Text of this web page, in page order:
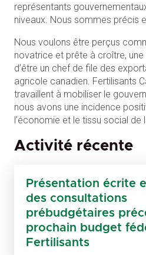
représentants
niveaux. Nous sommes précis
Nous voulons être perçus
novatrice et prête à croître,
d’être un chef de file des
agricole canadien. Fertilisants
travaillent à mobiliser le
nous avons une incidence
l’économie et le tissu social de
Activité récente
Présentation écrite
des consultations
prébudgétaires
prochain budget
Fertilisants